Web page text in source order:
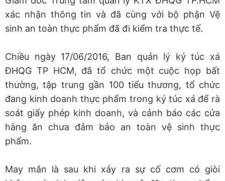
xác nhận thông tin và đã cùng với bộ phận Vệ
sinh an toàn thực phẩm đã đi kiểm tra thực tế.
Chiều ngày 17/06/2016, Ban quản lý ký túc xá
ĐHQG TP HCM, đã tổ chức một cuộc họp bất
thường, tập trung gần 100 tiểu thương, tổ chức
đang kinh doanh thực phẩm trong ký túc xá để rà
soát giấy phép kinh doanh, và cảnh báo các cửa
hàng ăn chưa đảm bảo an toàn vệ sinh thực
phẩm.
May mắn là sau khi xảy ra sự cố cơm có giòi